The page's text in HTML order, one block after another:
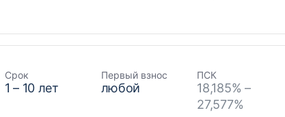
Срок
1 – 10 лет
Первый взнос
любой
ПСК
18,185% –
27,577%